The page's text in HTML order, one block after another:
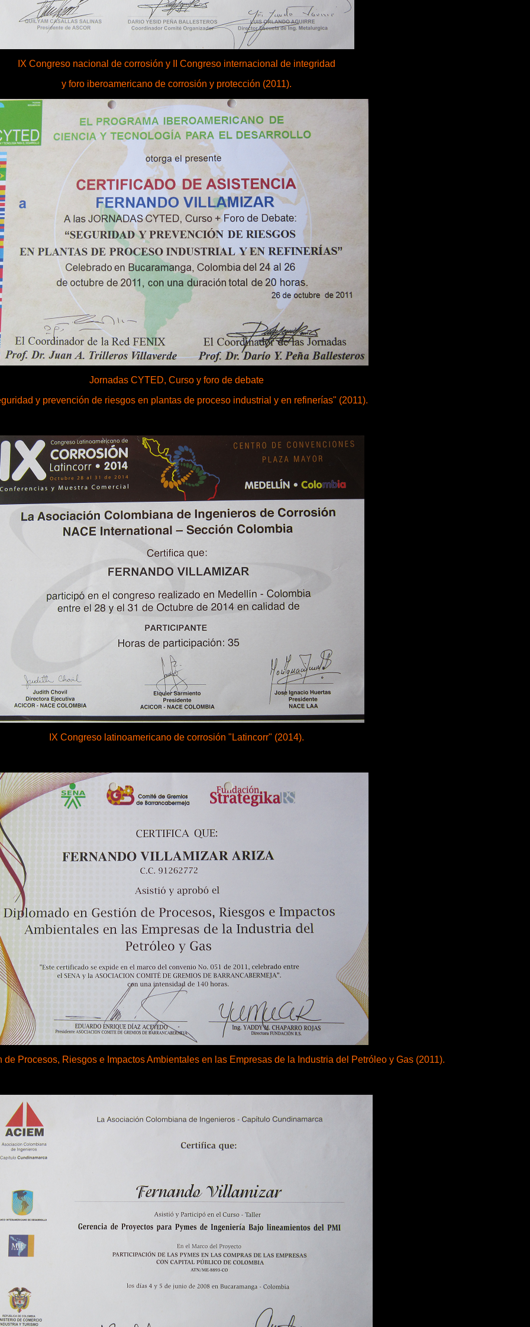
IX Congreso nacional de corrosión y II Congreso internacional de integridad
y foro iberoamericano de corrosión y protección (2011).
Jornadas CYTED, Curso y foro de debate
y prevención de riesgos en plantas de proceso industrial y en refinerías" (2011).
IX Congreso latinoamericano de corrosión "Latincorr" (2014).
de Procesos, Riesgos e Impactos Ambientales en las Empresas de la Industria del Petróleo y Gas (2011).